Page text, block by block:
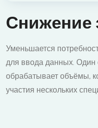
Снижение
Уменьшается
для ввода данных. Один
обрабатывает объёмы,
участия нескольких